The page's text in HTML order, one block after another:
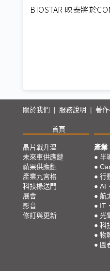
BIOSTAR 映泰將於
關於我們 服務說明 著
首頁
晶片戰升溫
未來車供應鏈
蘋果供應鏈
產業九宮格
科技椽送門
展會
影音
修訂與更新
產業
● 半
●
● 行
● AI
● 航
● IT
● 光
● 科
● 物
● 圖